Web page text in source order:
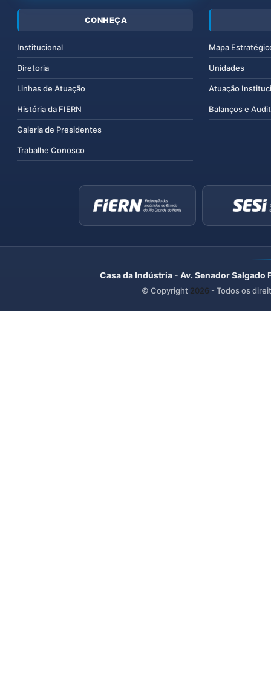
CONHEÇA
Institucional
Diretoria
Linhas de Atuação
História da FIERN
Galeria de Presidentes
Trabalhe Conosco
Mapa
Unidades
Atuação
Balanços e
Casa da Indústria - Av. Senador
© Copyright 2026 - Todos os